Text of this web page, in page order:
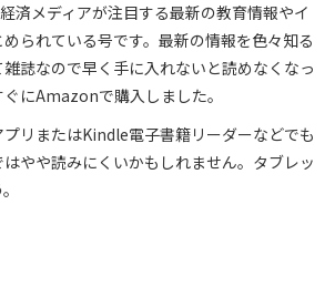
済メディアが注目する最新の教育情報やイ
られている号です。最新の情報を色々知る
誌なので早く手に入れないと読めなくなっ
にAmazonで購入しました。
リまたはKindle電子書籍リーダーなどでも
やや読みにくいかもしれません。タブレッ